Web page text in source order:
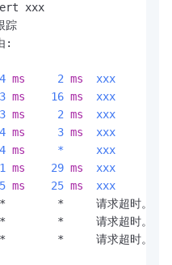
xxx
踪
:
4 ms 2 ms
xxx
3 ms 16 ms
xxx
3 ms 2 ms
xxx
4 ms 3 ms
xxx
ms
*     xxx
ms 29 ms
xxx
ms 25 ms
xxx
*     请求超时。
*     请求超时。
*     请求超时。